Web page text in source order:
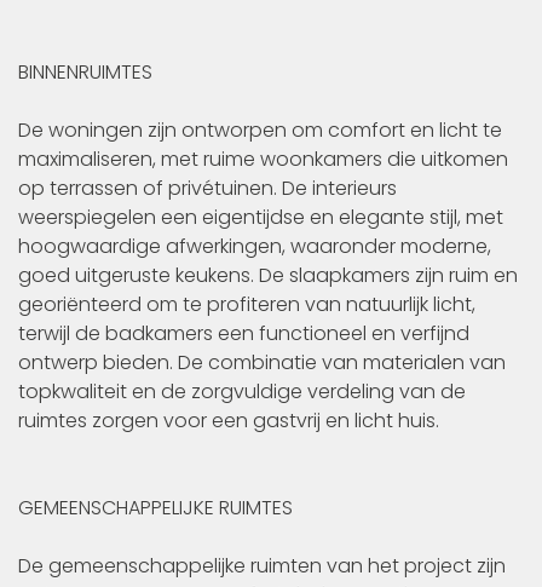
BINNENRUIMTES
De woningen zijn ontworpen om comfort en licht te
maximaliseren, met ruime woonkamers die uitkomen
op terrassen of privétuinen. De interieurs
weerspiegelen een eigentijdse en elegante stijl, met
hoogwaardige afwerkingen, waaronder moderne,
goed uitgeruste keukens. De slaapkamers zijn ruim en
georiënteerd om te profiteren van natuurlijk licht,
terwijl de badkamers een functioneel en verfijnd
ontwerp bieden. De combinatie van materialen van
topkwaliteit en de zorgvuldige verdeling van de
ruimtes zorgen voor een gastvrij en licht huis.
GEMEENSCHAPPELIJKE RUIMTES
De gemeenschappelijke ruimten van het project zijn